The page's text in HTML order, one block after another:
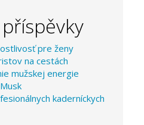
pre ženy
na cestách
mužskej energie
kaderníckych